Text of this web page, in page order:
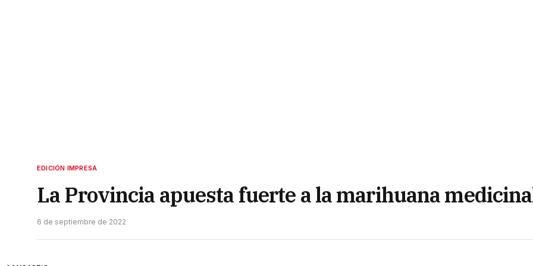
EDICIÓN IMPRESA
La Provincia apuesta fuerte a la marihuana
6 de septiembre de 2022